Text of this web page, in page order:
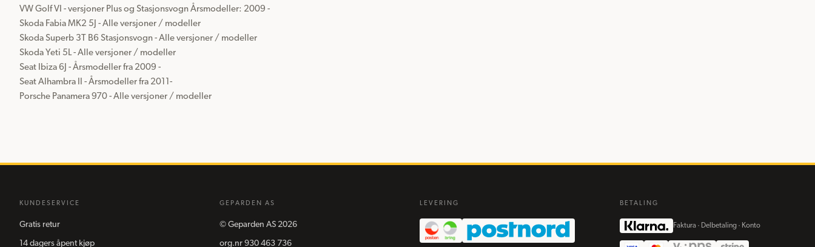
VW Golf VI - versjoner Plus og Stasjonsvogn Årsmodeller: 2009 -
Skoda Fabia MK2 5J - Alle versjoner / modeller
Skoda Superb 3T B6 Stasjonsvogn - Alle versjoner / modeller
Skoda Yeti 5L - Alle versjoner / modeller
Seat Ibiza 6J - Årsmodeller fra 2009 -
Seat Alhambra II - Årsmodeller fra 2011-
Porsche Panamera 970 - Alle versjoner / modeller
KUNDESERVICE
Gratis retur
14 dagers åpent kjøp
GEPARDEN AS
© Geparden AS 2026
org.nr 930 463 736
LEVERING BETALING
Faktura · Delbetaling · Konto